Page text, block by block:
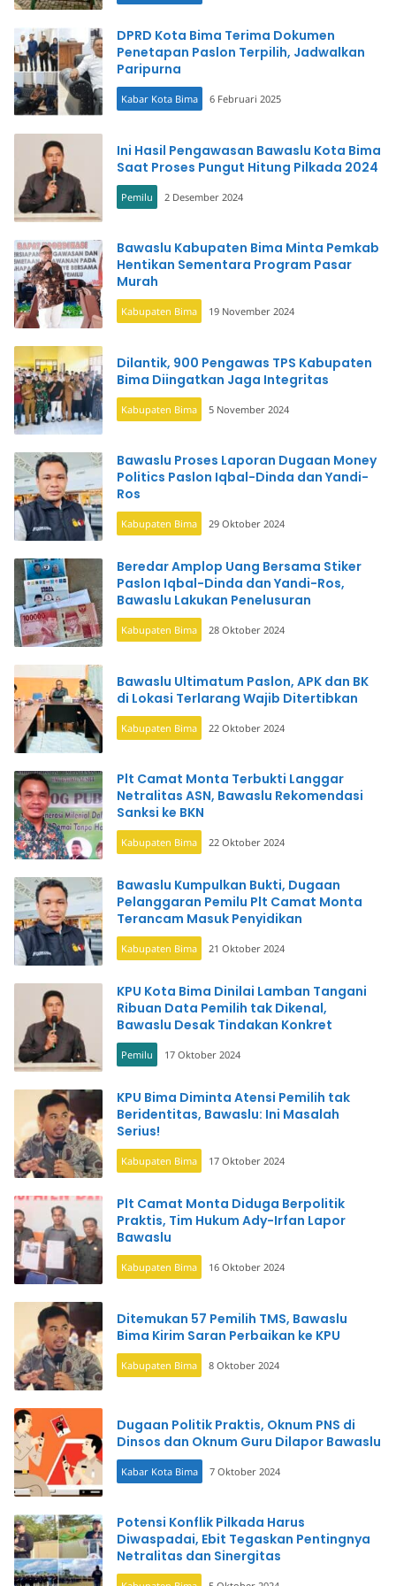
DPRD Kota Bima Terima Dokumen
Penetapan Paslon Terpilih, Jadwalkan
Paripurna
Kabar Kota Bima 6 Februari 2025
Ini Hasil Pengawasan Bawaslu Kota Bima
Saat Proses Pungut Hitung Pilkada 2024
Pemilu 2 Desember 2024
Bawaslu Kabupaten Bima Minta Pemkab
Hentikan Sementara Program Pasar
Murah
Kabupaten Bima 19 November 2024
Dilantik, 900 Pengawas TPS Kabupaten
Bima Diingatkan Jaga Integritas
Kabupaten Bima 5 November 2024
Bawaslu Proses Laporan Dugaan Money
Politics Paslon Iqbal-Dinda dan Yandi-
Ros
Kabupaten Bima 29 Oktober 2024
Beredar Amplop Uang Bersama Stiker
Paslon Iqbal-Dinda dan Yandi-Ros,
Bawaslu Lakukan Penelusuran
Kabupaten Bima 28 Oktober 2024
Bawaslu Ultimatum Paslon, APK dan BK
di Lokasi Terlarang Wajib Ditertibkan
Kabupaten Bima 22 Oktober 2024
Plt Camat Monta Terbukti Langgar
Netralitas ASN, Bawaslu Rekomendasi
Sanksi ke BKN
Kabupaten Bima 22 Oktober 2024
Bawaslu Kumpulkan Bukti, Dugaan
Pelanggaran Pemilu Plt Camat Monta
Terancam Masuk Penyidikan
Kabupaten Bima 21 Oktober 2024
KPU Kota Bima Dinilai Lamban Tangani
Ribuan Data Pemilih tak Dikenal,
Bawaslu Desak Tindakan Konkret
Pemilu 17 Oktober 2024
KPU Bima Diminta Atensi Pemilih tak
Beridentitas, Bawaslu: Ini Masalah
Serius!
Kabupaten Bima 17 Oktober 2024
Plt Camat Monta Diduga Berpolitik
Praktis, Tim Hukum Ady-Irfan Lapor
Bawaslu
Kabupaten Bima 16 Oktober 2024
Ditemukan 57 Pemilih TMS, Bawaslu
Bima Kirim Saran Perbaikan ke KPU
Kabupaten Bima 8 Oktober 2024
Dugaan Politik Praktis, Oknum PNS di
Dinsos dan Oknum Guru Dilapor Bawaslu
Kabar Kota Bima 7 Oktober 2024
Potensi Konflik Pilkada Harus
Diwaspadai, Ebit Tegaskan Pentingnya
Netralitas dan Sinergitas